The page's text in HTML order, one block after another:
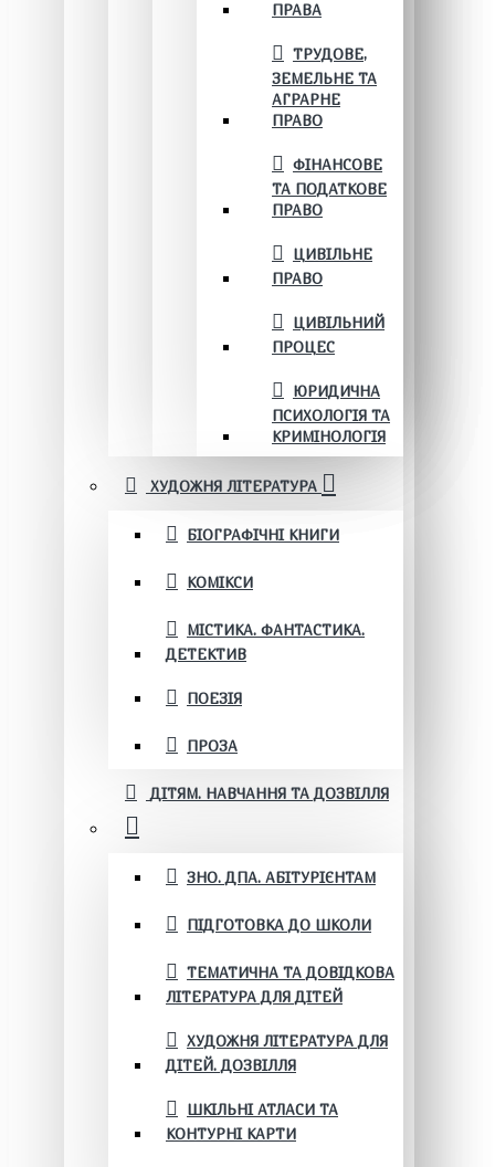
ПРАВА
ТРУДОВЕ,
ЗЕМЕЛЬНЕ ТА
АГРАРНЕ
ПРАВО
ФІНАНСОВЕ
ТА ПОДАТКОВЕ
ПРАВО
ЦИВІЛЬНЕ
ПРАВО
ЦИВІЛЬНИЙ
ПРОЦЕС
ЮРИДИЧНА
ПСИХОЛОГІЯ ТА
КРИМІНОЛОГІЯ
ХУДОЖНЯ ЛІТЕРАТУРА
БІОГРАФІЧНІ КНИГИ
КОМІКСИ
МІСТИКА. ФАНТАСТИКА.
ДЕТЕКТИВ
ПОЕЗІЯ
ПРОЗА
ДІТЯМ. НАВЧАННЯ ТА ДОЗВІЛЛЯ
ЗНО. ДПА. АБІТУРІЄНТАМ
ПІДГОТОВКА ДО ШКОЛИ
ТЕМАТИЧНА ТА ДОВІДКОВА
ЛІТЕРАТУРА ДЛЯ ДІТЕЙ
ХУДОЖНЯ ЛІТЕРАТУРА ДЛЯ
ДІТЕЙ. ДОЗВІЛЛЯ
ШКІЛЬНІ АТЛАСИ ТА
КОНТУРНІ КАРТИ